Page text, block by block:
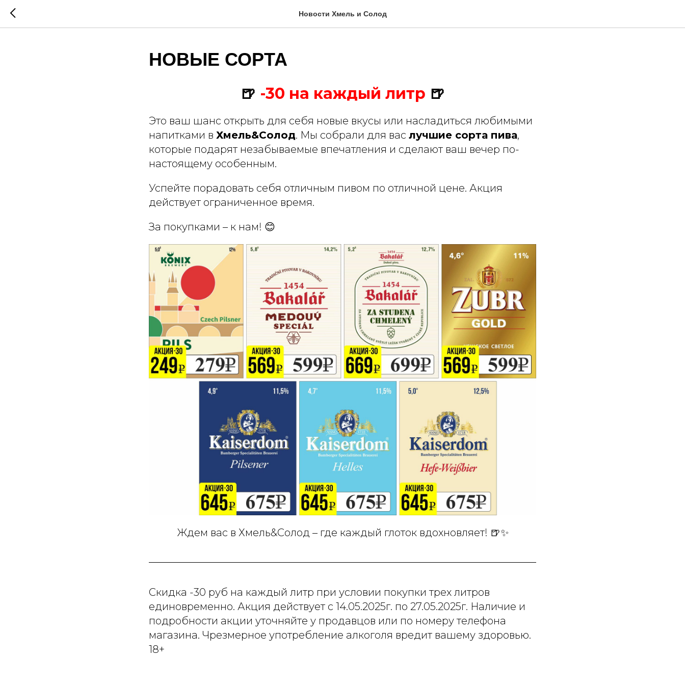
Новости Хмель и Солод
НОВЫЕ СОРТА
🍺 -30 на каждый литр 🍺
Это ваш шанс открыть для себя новые вкусы или насладиться любимыми
напитками в Хмель&Солод. Мы собрали для вас лучшие сорта пива,
которые подарят незабываемые впечатления и сделают ваш вечер по-
настоящему особенным.
Успейте порадовать себя отличным пивом по отличной цене. Акция
действует ограниченное время.
За покупками – к нам! 😊
Ждем вас в Хмель&Солод – где каждый глоток вдохновляет! 🍺✨
Скидка -30 руб на каждый литр при условии покупки трех литров
единовременно. Акция действует с 14.05.2025г. по 27.05.2025г. Наличие и
подробности акции уточняйте у продавцов или по номеру телефона
магазина. Чрезмерное употребление алкоголя вредит вашему здоровью.
18+